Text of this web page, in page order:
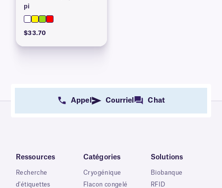
pi
$33.70
Appel Courriel Chat
Ressources
Recherche
d'étiquettes
Catégories
Cryogénique
Flacon congelé
Solutions
Biobanque
RFID